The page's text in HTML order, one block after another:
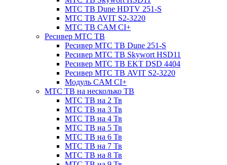
МТС ТВ Dune HDTV 251-S
МТС ТВ AVIT S2-3220
МТС ТВ CAM CI+
Ресивер МТС ТВ
Ресивер МТС ТВ Dune 251-S
Ресивер МТС ТВ Skywort HSD11
Ресивер МТС ТВ EKT DSD 4404
Ресивер МТС ТВ AVIT S2-3220
Модуль CAM CI+
МТС ТВ на несколько ТВ
МТС ТВ на 2 Тв
МТС ТВ на 3 Тв
МТС ТВ на 4 Тв
МТС ТВ на 5 Тв
МТС ТВ на 6 Тв
МТС ТВ на 7 Тв
МТС ТВ на 8 Тв